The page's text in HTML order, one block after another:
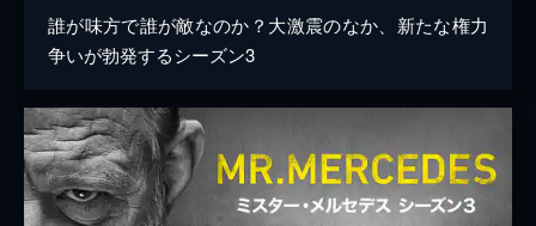
誰が味方で誰が敵なのか？大激震のなか、新たな権力
争いが勃発するシーズン3